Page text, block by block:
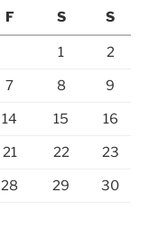
F S S
1 2
7 8 9
14 15 16
21 22 23
28 29 30